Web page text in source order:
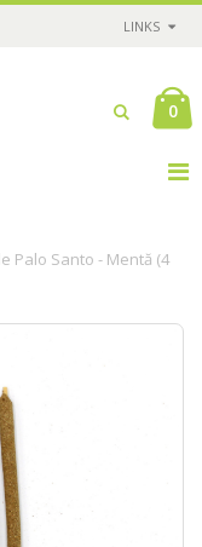
LINKS
0
Palo Santo - Mentă (4